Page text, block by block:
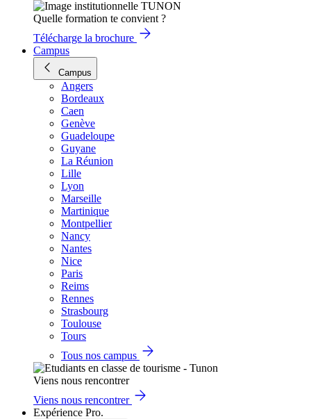
Quelle formation te convient ?
Télécharge la brochure
Campus
Campus
Angers
Bordeaux
Caen
Genève
Guadeloupe
Guyane
La Réunion
Lille
Lyon
Marseille
Martinique
Montpellier
Nancy
Nantes
Nice
Paris
Reims
Rennes
Strasbourg
Toulouse
Tours
Tous nos campus
Viens nous rencontrer
Viens nous rencontrer
Expérience Pro.